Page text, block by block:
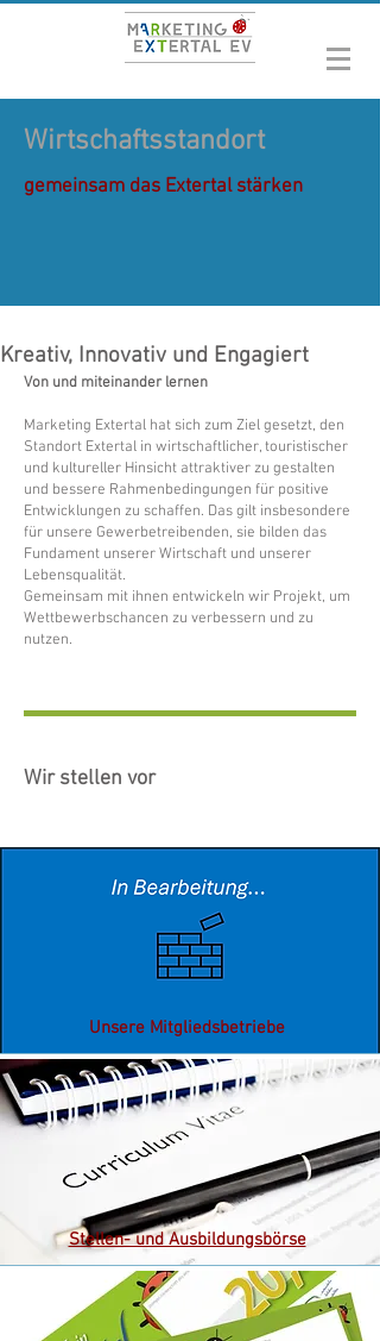
Wirtschaftsstandort
gemeinsam das Extertal stärken
Kreativ, Innovativ und Engagiert
Von und miteinander lernen
Marketing Extertal hat sich zum Ziel gesetzt, den
Standort Extertal in wirtschaftlicher, touristischer
und kultureller Hinsicht attraktiver zu gestalten
und bessere Rahmenbedingungen für positive
Entwicklungen zu schaffen. Das gilt insbesondere
für unsere Gewerbetreibenden, sie bilden das
Fundament unserer Wirtschaft und unserer
Lebensqualität.
Gemeinsam mit ihnen entwickeln wir Projekt, um
Wettbewerbschancen zu verbessern und zu
nutzen.
Wir stellen vor
Unsere Mitgliedsbetriebe
Stellen- und Ausbildungsbörse